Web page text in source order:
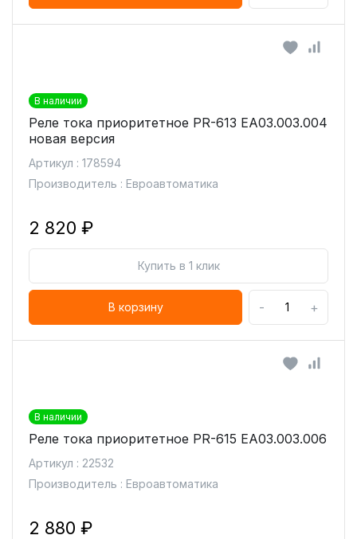
В наличии
Реле тока приоритетное PR-613 ЕА03.003.004
новая версия
Артикул : 178594
Производитель : Евроавтоматика
2 820 ₽
Купить в 1 клик
В корзину - +
В наличии
Реле тока приоритетное PR-615 ЕА03.003.006
Артикул : 22532
Производитель : Евроавтоматика
2 880 ₽